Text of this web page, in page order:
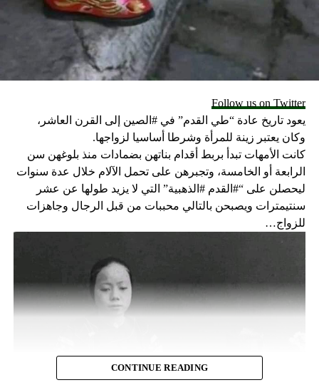
ليصل إلى 32 ألف نسمة في عام 2015، ويعود الوجود الأشوري
انضمّوا إلى هذه الصفحة التابعة لأليتيا لتصلكم أخبار اضطهادات
المسيحيين في الشرق والعالم:
ALETEIA
العودة إلى الصفحة الرئيسية
منزل العائلة المسيحية وهددوا الأسرة بدفع الجزية أو
Follow us on Twitter
يعود تاريخ عادة “طي القدم” في #الصين إلى القرن العاشر،
وكان يعتبر زينة للمرأة وشرطا أساسيا لزواجها.
كانت الأمهات تبدأ بربط أقدام بناتهن بضمادات منذ بلوغهن سن
الرابعة أو الخامسة، وتجبرهن على تحمل الآلام خلال عدة سنوات
ليحصلن على “#القدم #الذهبية” التي لا يزيد طولها عن عشر
سنتيمترات ويصبحن بالتالي محببات من قبل الرجال وجاهزات
للزواج…
CONTINUE READING